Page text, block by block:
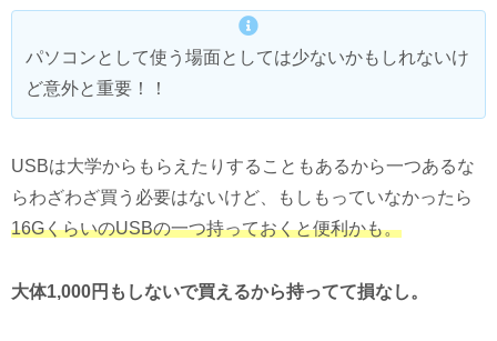
パソコンとして使う場面としては少ないかもしれないけ
ど意外と重要！！
USBは大学からもらえたりすることもあるから一つあるな
らわざわざ買う必要はないけど、もしもっていなかったら
16GくらいのUSBの一つ持っておくと便利かも。
大体1,000円もしないで買えるから持ってて損なし。